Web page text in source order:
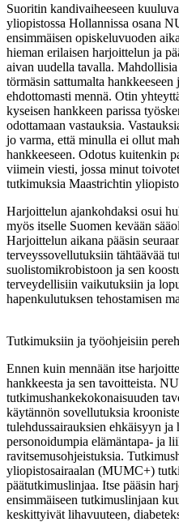
Suoritin kandivaiheeseen
yliopistossa Hollannissa osana
ensimmäisen opiskeluvuoden
hieman erilaisen harjoittelun ja
aivan uudella tavalla.
törmäsin sattumalta
ehdottomasti mennä. Otin
kyseisen hankkeen parissa
odottamaan vastauksia.
jo varma, että minulla ei ollut
hankkeeseen. Odotus kuitenkin
viimein viesti, jossa minut
tutkimuksia Maastrichtin
Harjoittelun ajankohdaksi osui
myös itselle Suomen kevään
Harjoittelun aikana pääsin
terveyssovellutuksiin tähtäävää
suolistomikrobistoon ja sen
terveydellisiin vaikutuksiin ja
hapenkulutuksen tehostamisen
Tutkimuksiin ja työohjeisiin
Ennen kuin mennään itse
hankkeesta ja sen tavoitteista.
tutkimushankekokonaisuuden
käytännön sovellutuksia
tulehdussairauksien ehkäisyyn
personoidumpia elämäntapa- ja
ravitsemusohjeistuksia.
yliopistosairaalan (MUMC+)
päätutkimuslinjaa. Itse pääsin
ensimmäiseen tutkimuslinjaan
keskittyivät lihavuuteen,